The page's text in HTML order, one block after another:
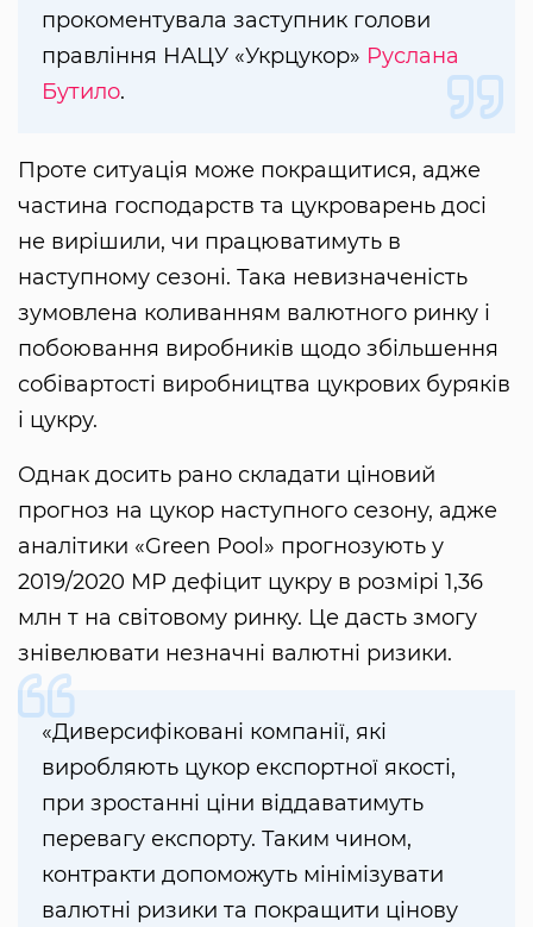
прокоментувала заступник голови
правління НАЦУ «Укрцукор» Руслана
Бутило.
Проте ситуація може покращитися, адже
частина господарств та цукроварень досі
не вирішили, чи працюватимуть в
наступному сезоні. Така невизначеність
зумовлена коливанням валютного ринку і
побоювання виробників щодо збільшення
собівартості виробництва цукрових буряків
і цукру.
Однак досить рано складати ціновий
прогноз на цукор наступного сезону, адже
аналітики «Green Pool» прогнозують у
2019/2020 МР дефіцит цукру в розмірі 1,36
млн т на світовому ринку. Це дасть змогу
знівелювати незначні валютні ризики.
«Диверсифіковані компанії, які
виробляють цукор експортної якості,
при зростанні ціни віддаватимуть
перевагу експорту. Таким чином,
контракти допоможуть мінімізувати
валютні ризики та покращити цінову